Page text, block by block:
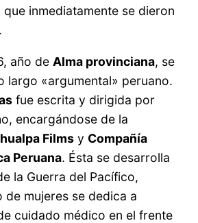
inmediatamente se dieron
año de Alma provinciana, se
largo «argumental» peruano.
fue escrita y dirigida por
encargándose de la
Films y Compañía
Peruana. Ésta se desarrolla
la Guerra del Pacífico,
de mujeres se dedica a
cuidado médico en el frente